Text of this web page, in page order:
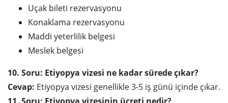
Uçak bileti rezervasyonu
Konaklama rezervasyonu
Maddi yeterlilik belgesi
Meslek belgesi
10. Soru: Etiyopya vizesi ne kadar sürede çıkar?
Cevap: Etiyopya vizesi genellikle 3-5 iş günü içinde çıkar.